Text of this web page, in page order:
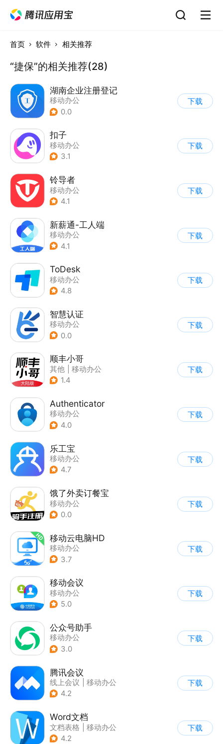
首页 软件 相关推荐
“捷保”的相关推荐(28)
湖南企业注册登记
移动办公
0.0
下载
扣子
移动办公
3.1
下载
铃导者
移动办公
4.1
下载
新薪通-工人端
移动办公
4.1
下载
ToDesk
移动办公
4.8
下载
智慧认证
移动办公
0.0
下载
顺丰小哥
其他
移动办公
1.4
下载
Authenticator
移动办公
4.0
下载
乐工宝
移动办公
4.7
下载
饿了外卖订餐宝
移动办公
0.0
下载
移动云电脑HD
移动办公
3.7
下载
移动会议
移动办公
5.0
下载
公众号助手
移动办公
3.0
下载
腾讯会议
线上会议
移动办公
4.2
下载
Word文档
文档表格
移动办公
4.2
下载